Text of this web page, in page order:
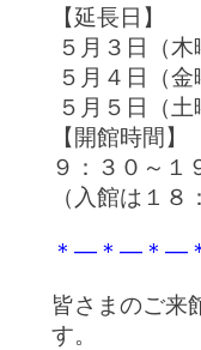
【延長日】
５月３日（木
５月４日（金
５月５日（土
【開館時間】
９：３０～１
（入館は１８
＊―＊―＊―
皆さまのご来
す。